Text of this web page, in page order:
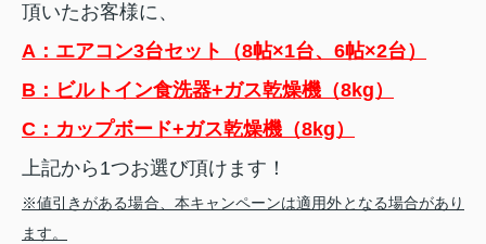
頂いたお客様に、
A：エアコン3台セット（8帖×1台、6帖×2台）
B：ビルトイン食洗器+ガス乾燥機（8kg）
C：カップボード+ガス乾燥機（8kg）
上記から1つお選び頂けます！
※値引きがある場合、本キャンペーンは適用外となる場合があり
ます。